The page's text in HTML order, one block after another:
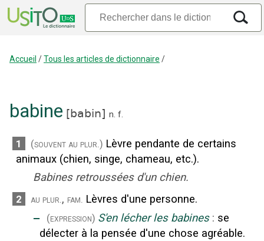
Accueil /Tous les articles de dictionnaire /
babine [babin] n. f.
1 (souvent au plur.) Lèvre pendante de certains
animaux (chien, singe, chameau, etc.).
Babines retroussées d'un chien.
2 au plur. , fam. Lèvres d'une personne.
‒ (expression) S'en lécher les babines : se
délecter à la pensée d'une chose agréable.